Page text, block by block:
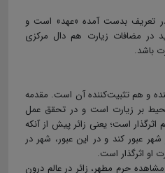
در تعریف بدست آمده «عهد» است و
در مضافات زیارت هم دال مرکزی
باشد.
و هم تثبیت‌کننده آن است. مقدمه
بر زیارت است و در تحقق عمل
اثرگذار است؛ یعنی زائر پیش از آنکه
عبور کند و در این عبور، شهر در
اثرگذار است.
حرم مطهر، زائر در عالم درون